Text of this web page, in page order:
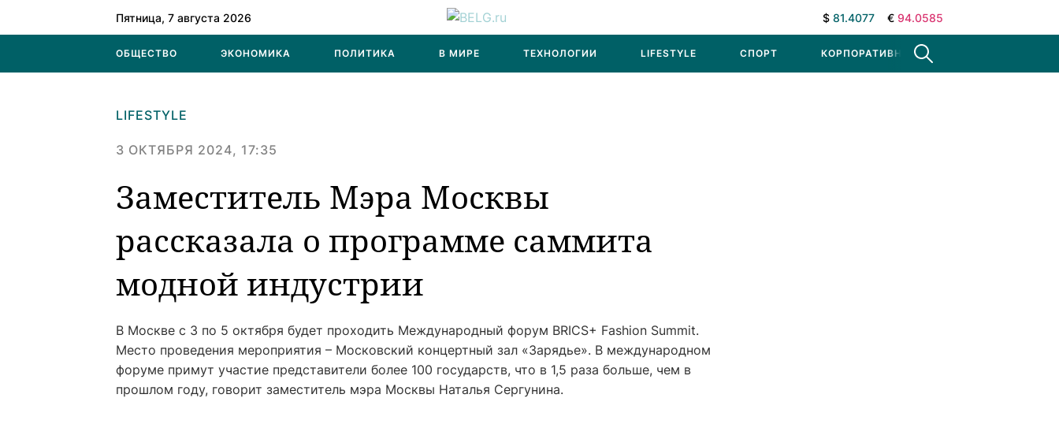
Пятница, 7 августа 2026 $ 81.4077 € 94.0585
ОБЩЕСТВО ЭКОНОМИКА ПОЛИТИКА В МИРЕ ТЕХНОЛОГИИ LIFESTYLE СПОРТ КОРПОРАТИВНЫЕ НОВОСТИ
LIFESTYLE
3 ОКТЯБРЯ 2024, 17:35
Заместитель Мэра Москвы
рассказала о программе саммита
модной индустрии
В Москве с 3 по 5 октября будет проходить Международный форум BRICS+ Fashion Summit.
Место проведения мероприятия – Московский концертный зал «Зарядье». В международном
форуме примут участие представители более 100 государств, что в 1,5 раза больше, чем в
прошлом году, говорит заместитель мэра Москвы Наталья Сергунина.